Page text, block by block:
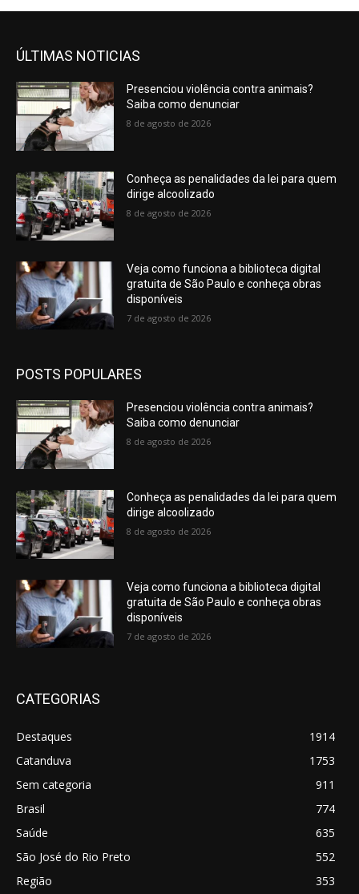
ÚLTIMAS NOTICIAS
Presenciou violência contra animais?
Saiba como denunciar
8 de agosto de 2026
Conheça as penalidades da lei para quem
dirige alcoolizado
8 de agosto de 2026
Veja como funciona a biblioteca digital
gratuita de São Paulo e conheça obras
disponíveis
7 de agosto de 2026
POSTS POPULARES
Presenciou violência contra animais?
Saiba como denunciar
8 de agosto de 2026
Conheça as penalidades da lei para quem
dirige alcoolizado
8 de agosto de 2026
Veja como funciona a biblioteca digital
gratuita de São Paulo e conheça obras
disponíveis
7 de agosto de 2026
CATEGORIAS
Destaques
1914
Catanduva
1753
Sem categoria
911
Brasil
774
Saúde
635
São José do Rio Preto
552
Região
353